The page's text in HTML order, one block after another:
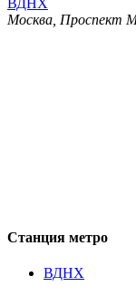
Москва, Проспект
Станция метро
ВДНХ